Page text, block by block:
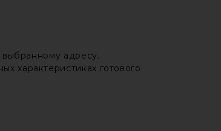
выбранному адресу.
характеристиках готового